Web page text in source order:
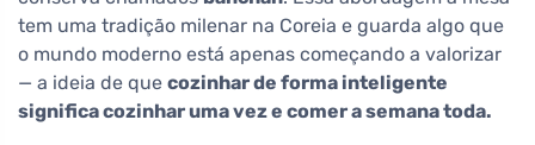
tem uma tradição milenar na Coreia e guarda algo que
o mundo moderno está apenas começando a valorizar
— a ideia de que cozinhar de forma inteligente
significa cozinhar uma vez e comer a semana toda.